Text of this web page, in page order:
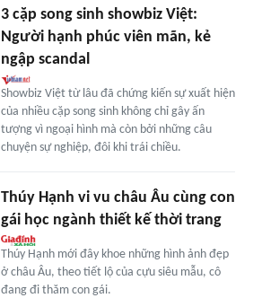
3 cặp song sinh showbiz Việt:
Người hạnh phúc viên mãn, kẻ
ngập scandal
Showbiz Việt từ lâu đã chứng kiến sự xuất hiện
của nhiều cặp song sinh không chỉ gây ấn
tượng vì ngoại hình mà còn bởi những câu
chuyện sự nghiệp, đôi khi trái chiều.
Thúy Hạnh vi vu châu Âu cùng con
gái học ngành thiết kế thời trang
Thúy Hạnh mới đây khoe những hình ảnh đẹp
ở châu Âu, theo tiết lộ của cựu siêu mẫu, cô
đang đi thăm con gái.